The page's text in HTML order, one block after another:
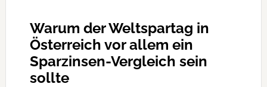
Warum der Weltspartag in
Österreich vor allem ein
Sparzinsen-Vergleich sein
sollte